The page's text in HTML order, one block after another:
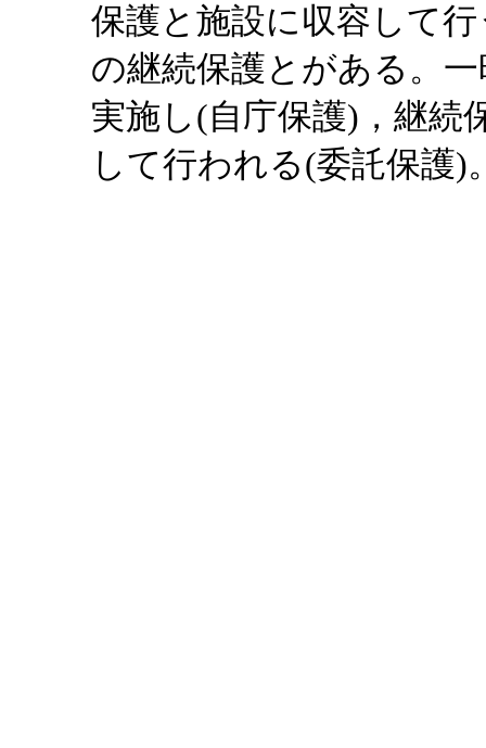
保護と施設に収容して
の継続保護とがある。
実施し(自庁保護)，継続
して行われる(委託保護)